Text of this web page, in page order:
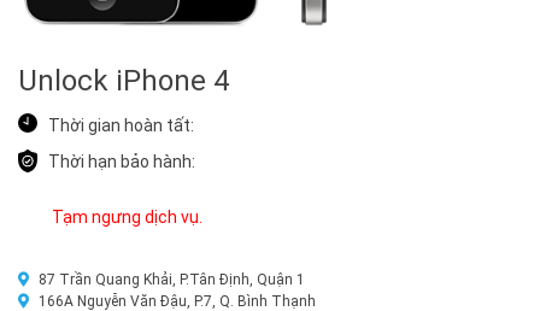
Unlock iPhone 4
Thời gian hoàn tất:
Thời hạn bảo hành:
Tạm ngưng dịch vụ.
87 Trần Quang Khải, P.Tân Định, Quận 1
166A Nguyễn Văn Đậu, P.7, Q. Bình Thạnh